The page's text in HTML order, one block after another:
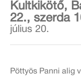
Kultkikötő,
22., szerda
július 20.
Pöttyös Panni alig